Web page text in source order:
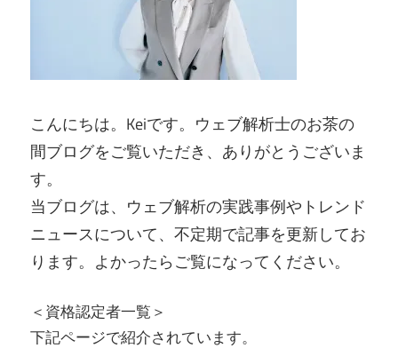
こんにちは。Keiです。ウェブ解析士のお茶の
間ブログをご覧いただき、ありがとうございま
す。
当ブログは、ウェブ解析の実践事例やトレンド
ニュースについて、不定期で記事を更新してお
ります。よかったらご覧になってください。
＜資格認定者一覧＞
下記ページで紹介されています。